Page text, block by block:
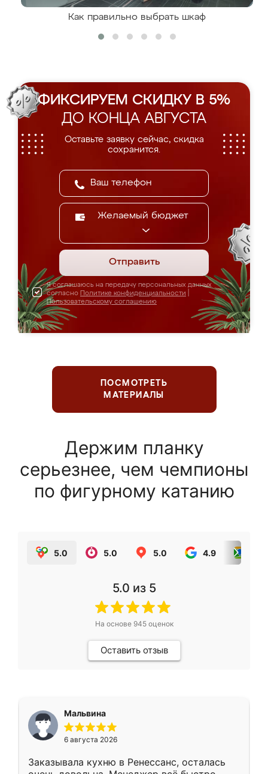
Как правильно выбрать шкаф
ФИКСИРУЕМ СКИДКУ В 5%
ДО КОНЦА АВГУСТА
Оставьте заявку сейчас, скидка
сохранится.
Желаемый бюджет
Отправить
Я соглашаюсь на передачу персональных данных
согласно Политике конфиденциальности
Пользовательскому соглашению
ПОСМОТРЕТЬ
МАТЕРИАЛЫ
Держим планку
серьезнее, чем чемпионы
по фигурному катанию
5.0 5.0 5.0 4.9
5.0 из 5
На основе 945оценок
Оставить отзыв
Мальвина
6 августа 2026
Заказывала кухню в Ренессанс, осталась